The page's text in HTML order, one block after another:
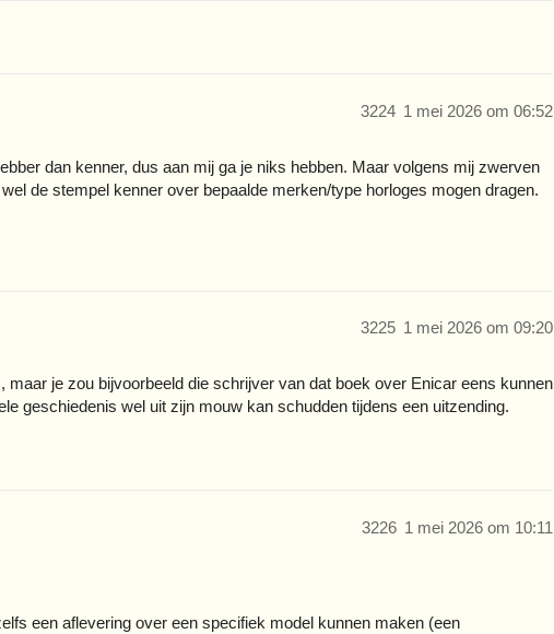
1 mei 2026 om 06:52
3224
dan kenner, dus aan mij ga je niks hebben. Maar volgens mij zwerven
de stempel kenner over bepaalde merken/type horloges mogen dragen.
1 mei 2026 om 09:20
3225
maar je zou bijvoorbeeld die schrijver van dat boek over Enicar eens kunnen
geschiedenis wel uit zijn mouw kan schudden tijdens een uitzending.
1 mei 2026 om 10:11
3226
een aflevering over een specifiek model kunnen maken (een